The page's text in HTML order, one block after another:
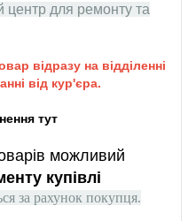
центр для ремонту та
відразу на відділенні
від кур'єра.
тут
можливий
купівлі
за рахунок покупця.